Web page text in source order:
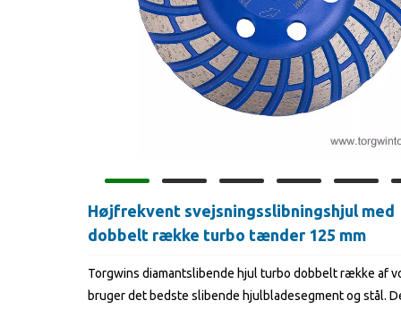
Højfrekvent svejsningsslibningshjul med
dobbelt række turbo tænder 125 mm
Torgwins diamantslibende hjul turbo dobbelt række af
bruger det bedste slibende hjulbladesegment og stål.